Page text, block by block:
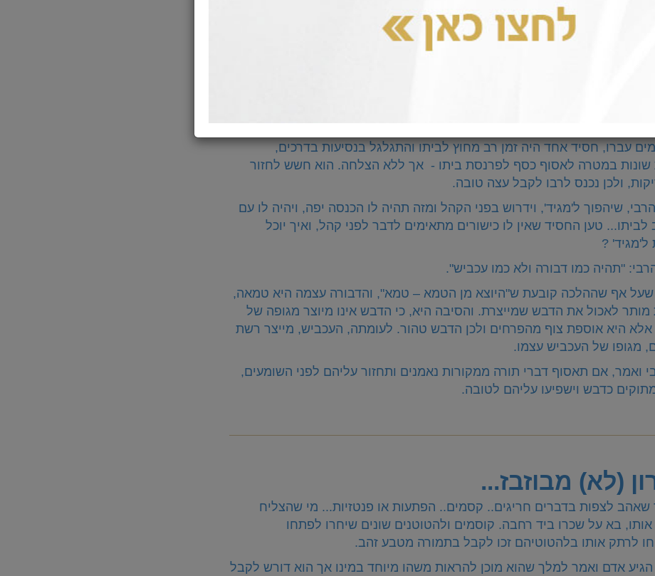
מינדל ע"ה, שהיה חבר המזכירות של הרבי, נסע לביקור בכמה קהילות בארצות
טרם צאתו לדרך אמר לו הרבי, שישתדל לנאום לפני הקהל, בשבת בבית הכנסת,
לא הרפה, וביקש שוב מהרבי שידריך אותו מה לומר, השיב לו הרבי בסיפור:
עברו, חסיד אחד היה זמן רב מחוץ לביתו והתגלגל בנסיעות בדרכים,
שונות במטרה לאסוף כסף לפרנסת ביתו - אך ללא הצלחה. הוא חשש לחזור
ולכן נכנס לרבו לקבל עצה טובה.
שיהפוך ל'מגיד', וידרוש בפני הקהל ומזה תהיה לו הכנסה יפה, ויהיה לו עם
טען החסיד שאין לו כישורים מתאימים לדבר לפני קהל, ואיך יוכל
ל'מגיד' ?
"תהיה כמו דבורה ולא כמו עכביש".
שעל אף שההלכה קובעת ש"היוצא מן הטמא – טמא", והדבורה עצמה היא טמאה,
מותר לאכול את הדבש שמייצרת. והסיבה היא, כי הדבש אינו מיוצר מגופה של
אלא היא אוספת צוף מהפרחים ולכן הדבש טהור. לעומתה, העכביש, מייצר רשת
מגופו של העכביש עצמו.
ואמר, אם תאסוף דברי תורה ממקורות נאמנים ותחזור עליהם לפני השומעים,
כדבש וישפיעו עליהם לטובה.
(לא) מבוזבז...
שאהב לצפות בדברים חריגים.. קסמים.. הפתעות או פנטזיות... מי שהצליח
בא על שכרו ביד רחבה. קוסמים ולהטוטנים שונים שיחרו לפתחו
לרתק אותו בלהטוטיהם זכו לקבל בתמורה מטבע זהב.
הגיע אדם ואמר למלך שהוא מוכן להראות משהו מיוחד במינו אך הוא דורש לקבל